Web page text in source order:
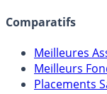
Comparatifs
Meilleures
Meilleurs
Placements